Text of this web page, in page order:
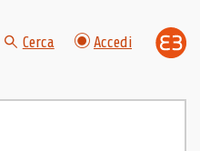
Cerca Accedi